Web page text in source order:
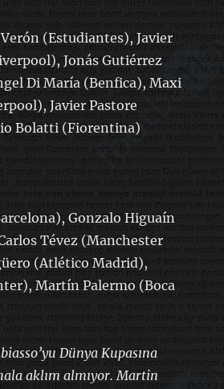
(Estudiantes), Javier
Jonás Gutiérrez
Di María (Benfica), Maxi
Javier Pastore
Bolatti (Fiorentina)
Gonzalo Higuaín
Tévez (Manchester
(Atlético Madrid),
Martín Palermo (Boca
Dünya Kupasına
aklım almıyor. Martin